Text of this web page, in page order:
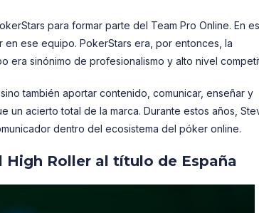
para formar parte del Team Pro Online. En
ese equipo. PokerStars era, por entonces, la
era sinónimo de profesionalismo y alto nivel
también aportar contenido, comunicar, enseñar y
un acierto total de la marca. Durante estos años,
dentro del ecosistema del póker online.
Roller al título de España